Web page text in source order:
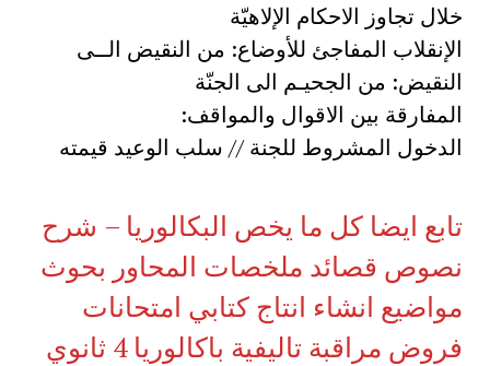
خلال تجاوز الاحكام الإلاهيّة
الإنقلاب المفاجئ للأوضاع: من النقيض الــى
النقيض: من الجحيـم الى الجنّة
المفارقة بين الاقوال والمواقف:
الدخول المشروط للجنة // سلب الوعيد قيمته
تابع ايضا كل ما يخص البكالوريا – شرح
نصوص قصائد ملخصات المحاور بحوث
مواضيع انشاء انتاج كتابي امتحانات
فروض مراقبة تاليفية باكالوريا 4 ثانوي